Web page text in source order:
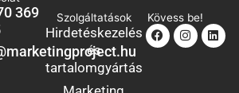
369
Szolgáltatások
Hirdetéskezelés
és
tartalomgyártás
Kövess be!
Facebook